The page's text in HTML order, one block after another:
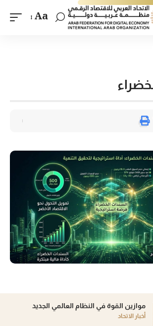
Aa
موازين القوة في النظام العالمي الجديد
أخبار الاتحاد